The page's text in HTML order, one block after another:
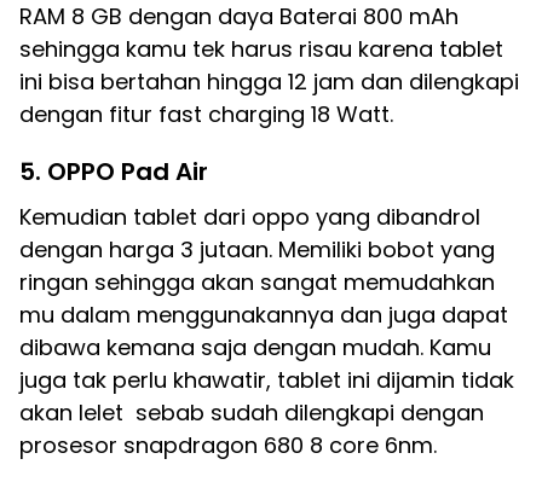
RAM 8 GB dengan daya Baterai 800 mAh
sehingga kamu tek harus risau karena tablet
ini bisa bertahan hingga 12 jam dan dilengkapi
dengan fitur fast charging 18 Watt.
5. OPPO Pad Air
Kemudian tablet dari oppo yang dibandrol
dengan harga 3 jutaan. Memiliki bobot yang
ringan sehingga akan sangat memudahkan
mu dalam menggunakannya dan juga dapat
dibawa kemana saja dengan mudah. Kamu
juga tak perlu khawatir, tablet ini dijamin tidak
akan lelet sebab sudah dilengkapi dengan
prosesor snapdragon 680 8 core 6nm.